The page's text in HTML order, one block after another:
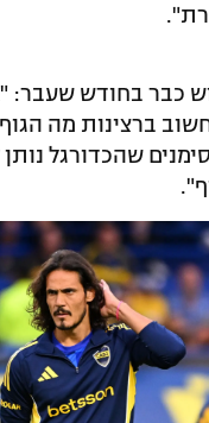
כבר בחודש שעבר:
ברצינות מה
שהכדורגל